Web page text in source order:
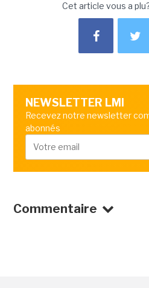
Cet article vous a
NEWSLETTER LMI
Recevez notre newsletter
abonnés
Commentaire